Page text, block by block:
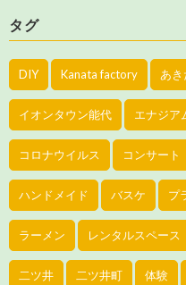
タグ
DIY Kanata factory あき
イオンタウン能代 エナジア
コロナウイルス コンサート
ハンドメイド バスケ プ
ラーメン レンタルスペース
二ツ井 二ツ井町 体験